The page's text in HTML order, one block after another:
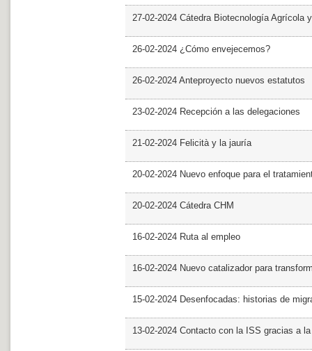
27-02-2024 Cátedra Biotecnología Agrícola
26-02-2024 ¿Cómo envejecemos?
26-02-2024 Anteproyecto nuevos estatutos
23-02-2024 Recepción a las delegaciones
21-02-2024 Felicità y la jauría
20-02-2024 Nuevo enfoque para el
20-02-2024 Cátedra CHM
16-02-2024 Ruta al empleo
16-02-2024 Nuevo catalizador para
15-02-2024 Desenfocadas: historias de
13-02-2024 Contacto con la ISS gracias a